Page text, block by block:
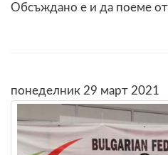
Обсъждано е и да поеме
понеделник 29 март 2021